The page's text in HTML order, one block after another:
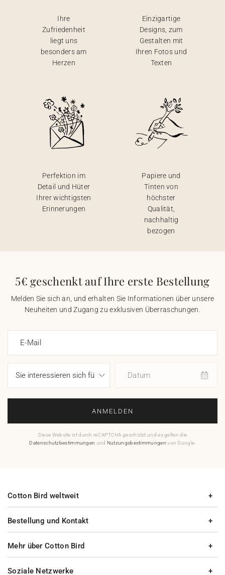
Ihre
Zufriedenheit
liegt uns
besonders am
Herzen
Einzigartige
Designs, zum
Gestalten mit
Ihren Fotos und
Texten
Perfektion im
Detail und Hüter
Ihrer wichtigsten
Erinnerungen
Papiere und
Tinten von
höchster
Qualität,
nachhaltig
bezogen
5€ geschenkt auf Ihre erste Bestellung
Melden Sie sich an, und erhalten Sie Informationen über unsere
Neuheiten und Zugang zu exklusiven Überraschungen.
E-Mail
Datum
ANMELDEN
Diese Website ist durch reCAPTCHA geschützt und es gelten die
Datenschutzbestimmungen und Nutzungsbestimmungen von Google.
Bestellung und Kontakt
Mehr über Cotton Bird
Cotton Bird weltweit
Soziale Netzwerke